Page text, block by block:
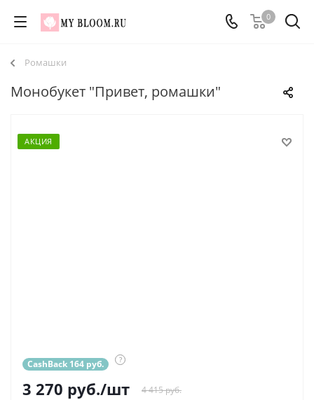
0
Ромашки
Монобукет "Привет, ромашки"
АКЦИЯ
CashBack 164 руб. ?
3 270 руб./шт 4 415 руб.